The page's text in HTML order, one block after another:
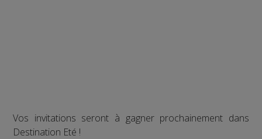
Vos invitations seront à gagner prochainement dans
Destination Eté !